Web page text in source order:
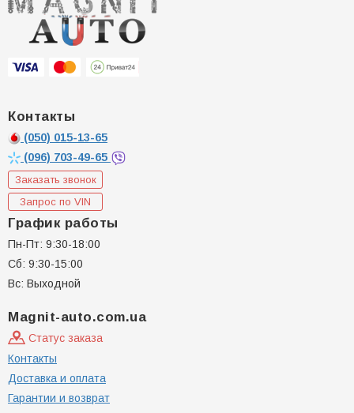
Контакты
(050) 015-13-65
(096) 703-49-65
Заказать звонок
Запрос по VIN
График работы
Пн-Пт: 9:30-18:00
Сб: 9:30-15:00
Вс: Выходной
Magnit-auto.com.ua
Статус заказа
Контакты
Доставка и оплата
Гарантии и возврат